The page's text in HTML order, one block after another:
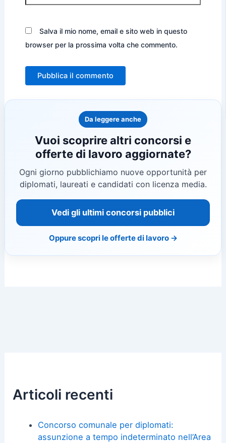
Salva il mio nome, email e sito web in questo
browser per la prossima volta che commento.
Da leggere anche
Vuoi scoprire altri concorsi e
offerte di lavoro aggiornate?
Ogni giorno pubblichiamo nuove opportunità per
diplomati, laureati e candidati con licenza media.
Vedi gli ultimi concorsi pubblici
Oppure scopri le offerte di lavoro →
Articoli recenti
Concorso comunale per diplomati:
assunzione a tempo indeterminato nell’Area